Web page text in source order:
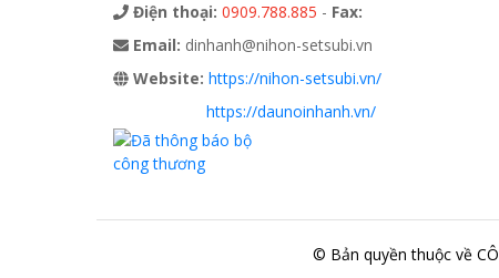
Điện thoại: 0909.788.885 - Fax:
Email: dinhanh@nihon-setsubi.vn
Website: https://nihon-setsubi.vn/
https://daunoinhanh.vn/
© Bản quyền thuộc về